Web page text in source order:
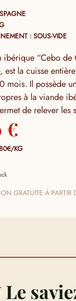
: SOUS-VIDE
ibérique “Cebo
est la cuisse
mois. Il possède
à la viande
de relever les
€
KG
GRATUITE À PARTIR
Le